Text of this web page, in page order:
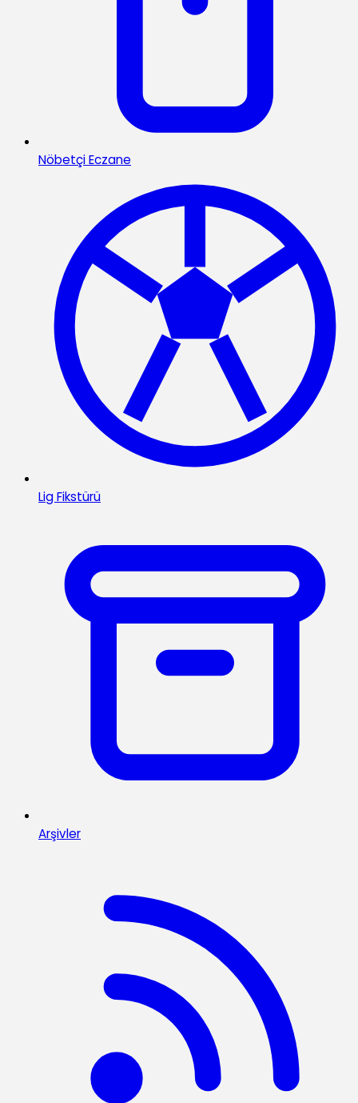
Nöbetçi Eczane
Lig Fikstürü
Arşivler